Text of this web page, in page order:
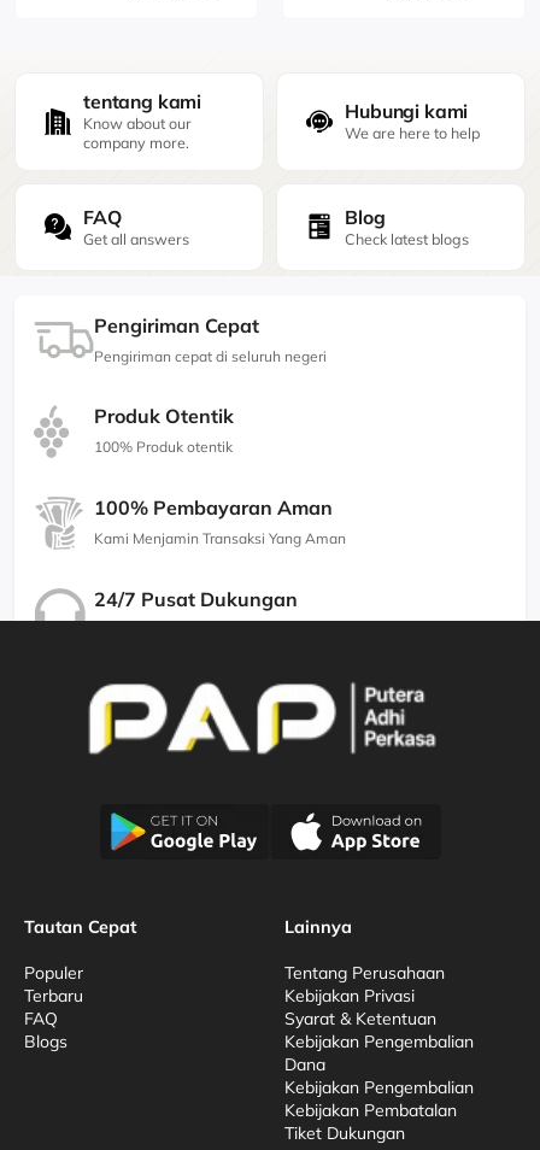
tentang kami
Know about our
company more.
Hubungi kami
We are here to help
FAQ
Get all answers
Blog
Check latest blogs
Pengiriman Cepat
Pengiriman cepat di seluruh negeri
Produk Otentik
100% Produk otentik
100% Pembayaran Aman
Kami Menjamin Transaksi Yang Aman
24/7 Pusat Dukungan
Tautan Cepat
Populer
Terbaru
FAQ
Blogs
Lainnya
Tentang Perusahaan
Kebijakan Privasi
Syarat & Ketentuan
Kebijakan Pengembalian
Dana
Kebijakan Pengembalian
Kebijakan Pembatalan
Tiket Dukungan